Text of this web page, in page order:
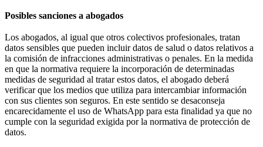
Posibles sanciones a abogados
Los abogados, al igual que otros colectivos profesionales, tratan
datos sensibles que pueden incluir datos de salud o datos relativos a
la comisión de infracciones administrativas o penales. En la medida
en que la normativa requiere la incorporación de determinadas
medidas de seguridad al tratar estos datos, el abogado deberá
verificar que los medios que utiliza para intercambiar información
con sus clientes son seguros. En este sentido se desaconseja
encarecidamente el uso de WhatsApp para esta finalidad ya que no
cumple con la seguridad exigida por la normativa de protección de
datos.